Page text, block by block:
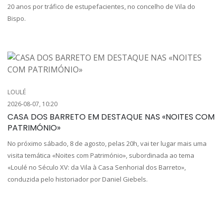
20 anos por tráfico de estupefacientes, no concelho de Vila do
Bispo.
LOULÉ
2026-08-07, 10:20
CASA DOS BARRETO EM DESTAQUE NAS «NOITES COM
PATRIMÓNIO»
No próximo sábado, 8 de agosto, pelas 20h, vai ter lugar mais uma
visita temática «Noites com Património», subordinada ao tema
«Loulé no Século XV: da Vila à Casa Senhorial dos Barreto»,
conduzida pelo historiador por Daniel Giebels.